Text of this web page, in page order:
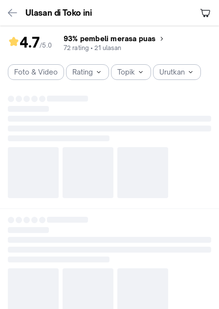
Ulasan di Toko ini
4.7/5.0
rating
4.7
dari
93% pembeli merasa puas
72 rating • 21 ulasan
Foto & Video Rating Topik Urutkan